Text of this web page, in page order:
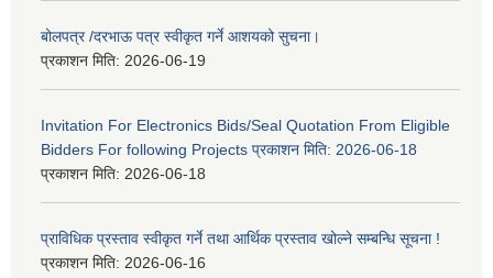
बोलपत्र /दरभाऊ पत्र स्वीकृत गर्ने आशयको सुचना।
प्रकाशन मिति: 2026-06-19
Invitation For Electronics Bids/Seal Quotation From Eligible
Bidders For following Projects प्रकाशन मिति: 2026-06-18
प्रकाशन मिति: 2026-06-18
प्राविधिक प्रस्ताव स्वीकृत गर्ने तथा आर्थिक प्रस्ताव खोल्ने सम्बन्धि सूचना !
प्रकाशन मिति: 2026-06-16